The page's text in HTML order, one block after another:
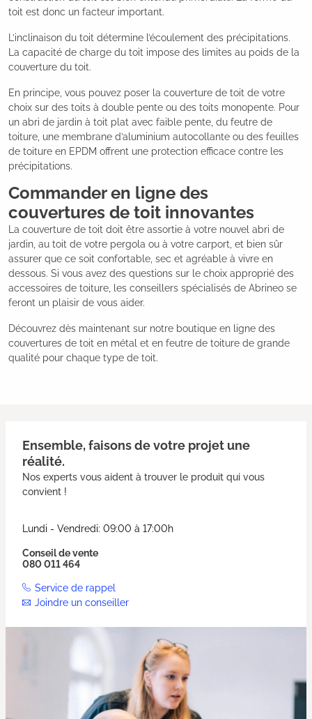
toit est donc un facteur important.
L’inclinaison du toit détermine l’écoulement des précipitations.
La capacité de charge du toit impose des limites au poids de la
couverture du toit.
En principe, vous pouvez poser la couverture de toit de votre
choix sur des toits à double pente ou des toits monopente. Pour
un abri de jardin à toit plat avec faible pente, du feutre de
toiture, une membrane d’aluminium autocollante ou des feuilles
de toiture en EPDM offrent une protection efficace contre les
précipitations.
Commander en ligne des
couvertures de toit innovantes
La couverture de toit doit être assortie à votre nouvel abri de
jardin, au toit de votre pergola ou à votre carport, et bien sûr
assurer que ce soit confortable, sec et agréable à vivre en
dessous. Si vous avez des questions sur le choix approprié des
accessoires de toiture, les conseillers spécialisés de Abrineo se
feront un plaisir de vous aider.
Découvrez dès maintenant sur notre boutique en ligne des
couvertures de toit en métal et en feutre de toiture de grande
qualité pour chaque type de toit.
Ensemble, faisons de votre projet une
réalité.
Nos experts vous aident à trouver le produit qui vous
convient !
Lundi - Vendredi: 09:00 à 17:00h
Conseil de vente
080 011 464
Service de rappel
Joindre un conseiller